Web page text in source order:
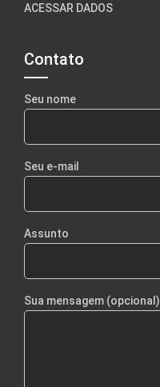
ACESSAR DADOS
Contato
Seu nome
Seu e-mail
Assunto
Sua mensagem (opcional)